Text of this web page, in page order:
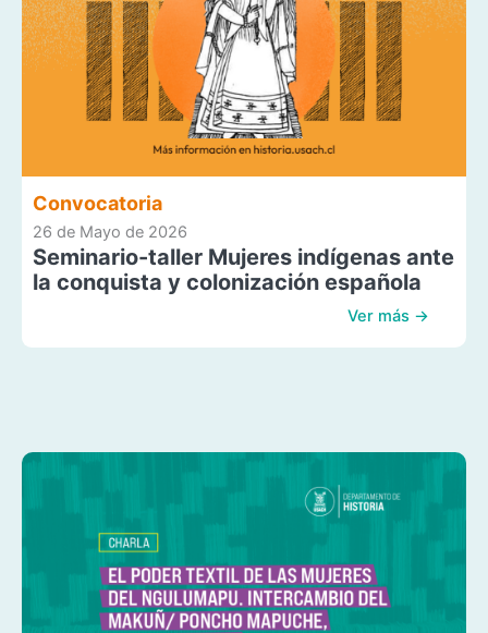
Convocatoria
26 de Mayo de 2026
Seminario-taller Mujeres indígenas ante
la conquista y colonización española
Ver más →